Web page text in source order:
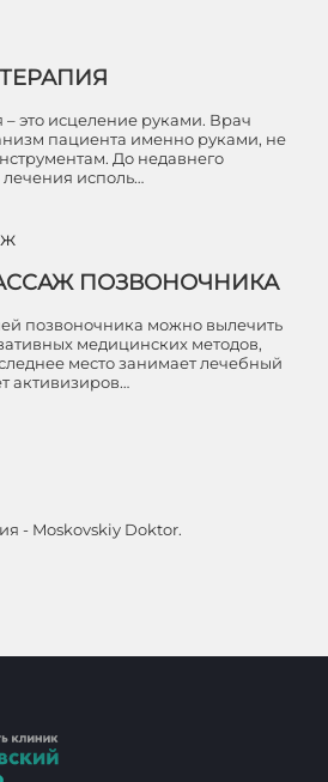
это исцеление руками. Врач
пациента именно руками, не
До недавнего
лечения исполь…
ПОЗВОНОЧНИКА
позвоночника можно вылечить
медицинских методов,
место занимает лечебный
активизиров…
- Moskovskiy Doktor.